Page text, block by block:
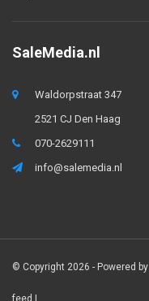
SaleMedia.nl
Waldorpstraat 347
2521 CJ Den Haag
070-2629111
info@salemedia.nl
© Copyright 2026 - Powered by
feed |